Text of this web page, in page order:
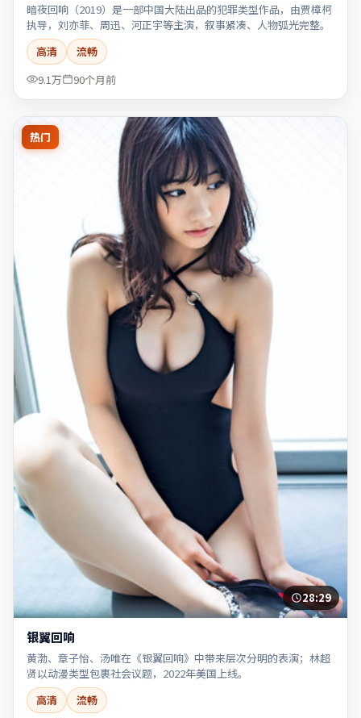
暗夜回响（2019）是一部中国大陆出品的犯罪类型作品，由贾樟柯
执导，刘亦菲、周迅、河正宇等主演，叙事紧凑、人物弧光完整。
高清
流畅
9.1万
90个月前
热门
28:29
银翼回响
黄渤、章子怡、汤唯在《银翼回响》中带来层次分明的表演；林超
贤以动漫类型包裹社会议题，2022年美国上线。
高清
流畅